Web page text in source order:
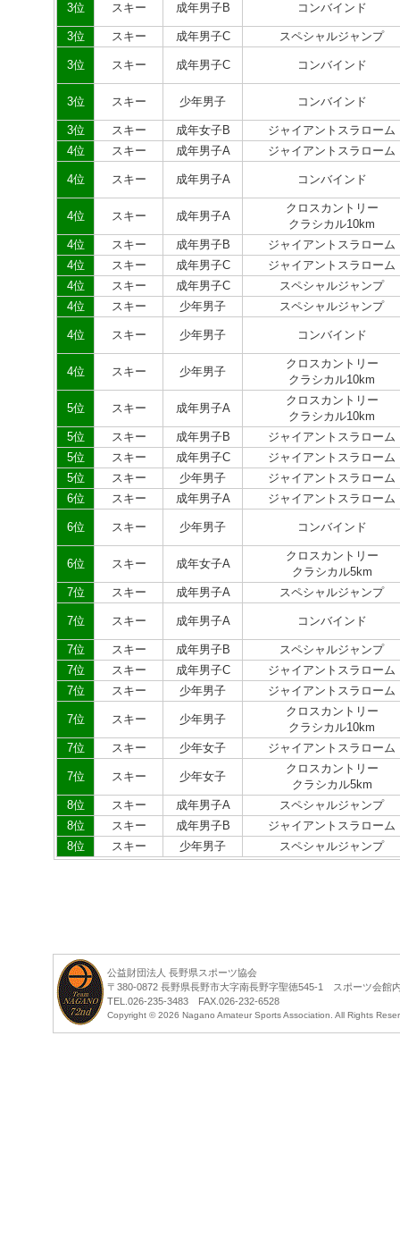
3位 スキー 成年男子B コンバインド
3位 スキー 成年男子C スペシャルジャンプ
3位 スキー 成年男子C コンバインド
3位 スキー 少年男子 コンバインド
3位 スキー 成年女子B
ジャイアントスラローム
4位
スキー 成年男子A ジャイアントスラローム
4位 スキー 成年男子A コンバインド
4位 スキー 成年男子A
クロスカントリー
クラシカル10km
4位
スキー 成年男子B
ジャイアントスラローム
4位
スキー 成年男子C
ジャイアントスラローム
4位
スキー 成年男子C
スペシャルジャンプ
4位
スキー 少年男子 スペシャルジャンプ
4位 スキー 少年男子 コンバインド
4位 スキー 少年男子
クロスカントリー
クラシカル10km
5位 スキー 成年男子A
クロスカントリー
クラシカル10km
5位
スキー 成年男子B
ジャイアントスラローム
5位
スキー 成年男子C
ジャイアントスラローム
5位
スキー 少年男子
ジャイアントスラローム
6位
スキー 成年男子A ジャイアントスラローム
6位 スキー 少年男子 コンバインド
6位 スキー 成年女子A
クロスカントリー
クラシカル5km
7位
スキー 成年男子A スペシャルジャンプ
7位 スキー 成年男子A コンバインド
7位 スキー 成年男子B
スペシャルジャンプ
7位
スキー 成年男子C
ジャイアントスラローム
7位
スキー 少年男子 ジャイアントスラローム
7位 スキー 少年男子
クロスカントリー
クラシカル10km
7位
スキー 少年女子 ジャイアントスラローム
7位 スキー 少年女子
クロスカントリー
クラシカル5km
8位
スキー 成年男子A
スペシャルジャンプ
8位
スキー 成年男子B
ジャイアントスラローム
8位
スキー 少年男子 スペシャルジャンプ
公益財団法人 長野県スポーツ協会
〒380-0872 長野県長野市大字南長野字聖徳545-1 スポーツ会館
TEL.026-235-3483 FAX.026-232-6528
Copyright ©2026 Nagano Amateur Sports Association. All Rights